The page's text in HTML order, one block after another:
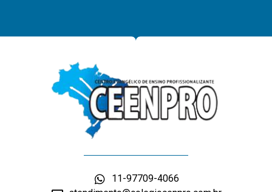
11-97709-4066